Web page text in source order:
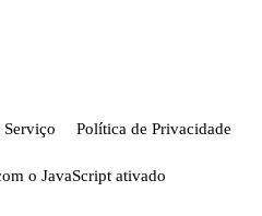
Serviço Política de Privacidade
o JavaScript ativado